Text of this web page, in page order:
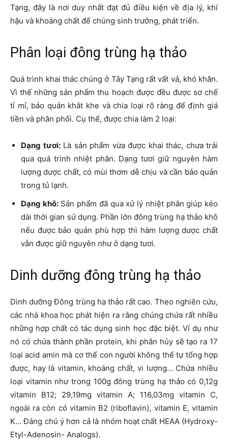
Tạng, đây là nơi duy nhất đạt đủ điều kiện về địa lý, khí
hậu và khoáng chất để chúng sinh trưởng, phát triển.
Phân loại đông trùng hạ thảo
Quá trình khai thác chúng ở Tây Tạng rất vất vả, khó khăn.
Vì thế những sản phẩm thu hoạch được đều được sơ chế
tỉ mỉ, bảo quản khắt khe và chia loại rõ ràng để định giá
tiền và phân phối. Cụ thể, được chia làm 2 loại:
Dạng tươi:Là sản phẩm vừa được khai thác, chưa trải
qua quá trình nhiệt phân. Dạng tươi giữ nguyên hàm
lượng dược chất, có mùi thơm dễ chịu và cần bảo quản
trong tủ lạnh.
Dạng khô:Sản phẩm đã qua xử lý nhiệt phân giúp kéo
dài thời gian sử dụng. Phần lớn đông trùng hạ thảo khô
nếu được bảo quản phù hợp thì hàm lượng dược chất
vẫn được giữ nguyên như ở dạng tươi.
Dinh dưỡng đông trùng hạ thảo
Dinh dưỡng Đông trùng hạ thảo rất cao. Theo nghiên cứu,
các nhà khoa học phát hiện ra rằng chúng chứa rất nhiều
những hợp chất có tác dụng sinh học đặc biệt. Ví dụ như
nó có chứa thành phần protein, khi phân hủy sẽ tạo ra 17
loại acid amin mà cơ thể con người không thể tự tổng hợp
được, hay là vitamin, khoáng chất, vi lượng… Chứa nhiều
loại vitamin như trong 100g đông trùng hạ thảo có 0,12g
vitamin B12; 29,19mg vitamin A; 116,03mg vitamin C,
ngoài ra còn có vitamin B2 (riboflavin), vitamin E, vitamin
K… Đáng chú ý hơn cả là nhóm hoạt chất HEAA (Hydroxy-
Etyl-Adenosin- Analogs).